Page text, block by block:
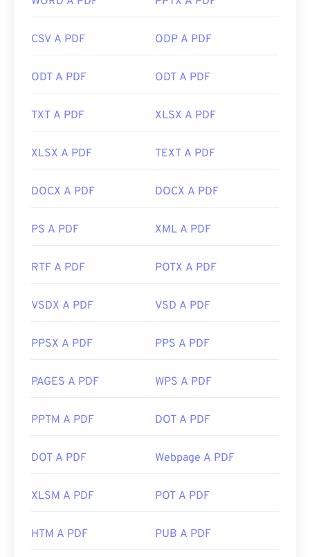
comodo averne uno che si apre automaticamente
vivamenteSumatraPDF oMuPDFse cercate
Sviluppato da:
https://en.wikipedia.org/wiki/
adobe/about-adobe-pdf.html
CSV A PDF ODP A PDF
ODT A PDF ODT A PDF
TXT A PDF XLSX A PDF
XLSX A PDF TEXT A PDF
DOCX A PDF DOCX A PDF
PS A PDF XML A PDF
RTF A PDF POTX A PDF
VSDX A PDF VSD A PDF
PPSX A PDF PPS A PDF
PAGES A PDF WPS A PDF
PPTM A PDF DOT A PDF
DOT A PDF Webpage A PDF
XLSM A PDF POT A PDF
HTM A PDF PUB A PDF